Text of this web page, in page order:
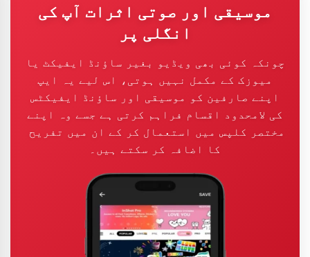
موسیقی اور صوتی اثرات آپ کی
انگلی پر
چونکہ کوئی بھی ویڈیو بغیر ساؤنڈ ایفیکٹ یا
میوزک کے مکمل نہیں ہوتی، اس لیے یہ ایپ
اپنے صارفین کو موسیقی اور ساؤنڈ ایفیکٹس
کی لامحدود اقسام فراہم کرتی ہے جسے وہ اپنے
مختصر کلپس میں استعمال کر کے ان میں تفریح ​​
کا اضافہ کر سکتے ہیں۔